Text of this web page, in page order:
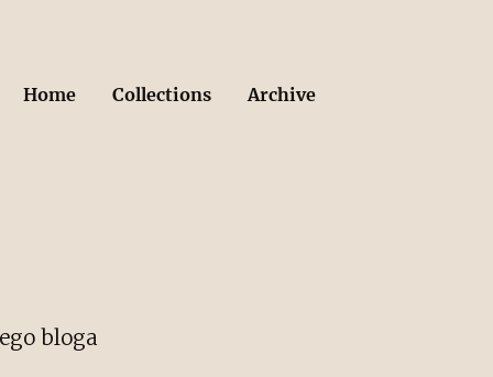
Home Collections Archive
bloga